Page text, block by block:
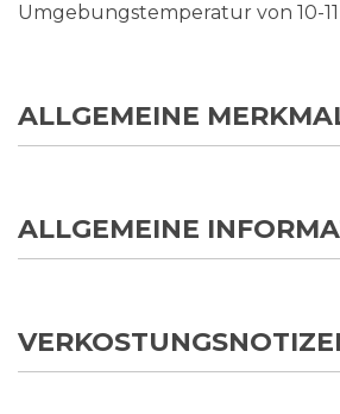
Umgebungstemperatur von 10-11
ALLGEMEINE
ALLGEMEINE